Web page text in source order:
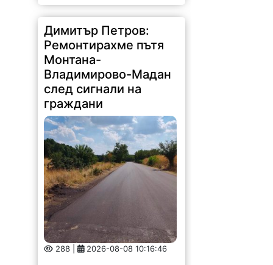
Димитър Петров:
Ремонтирахме пътя
Монтана-
Владимирово-Мадан
след сигнали на
граждани
288 | 2026-08-08 10:16:46